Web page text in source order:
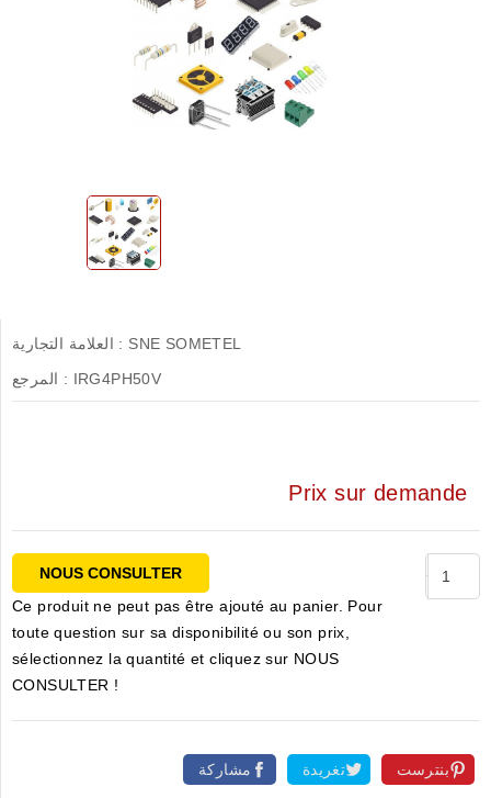
العلامة التجارية : SNE SOMETEL
المرجع : IRG4PH50V
Prix sur demande
NOUS CONSULTER
Ce produit ne peut pas être ajouté au panier. Pour
toute question sur sa disponibilité ou son prix,
sélectionnez la quantité et cliquez sur NOUS
CONSULTER !
مشاركة تغريدة بنترست